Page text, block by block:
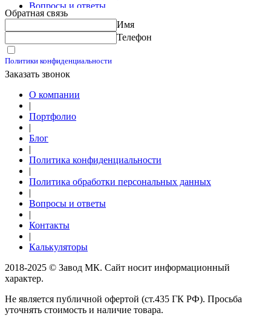
Вопросы и ответы
Контакты
Обратная связь
Имя
Телефон
Политики конфиденциальности
Заказать звонок
О компании
|
Портфолио
|
Блог
|
Политика конфиденциальности
|
Политика обработки персональных данных
|
Вопросы и ответы
|
Контакты
|
Калькуляторы
2018-2025 © Завод МК. Сайт носит информационный
характер.
Не является публичной офертой (ст.435 ГК РФ). Просьба
уточнять стоимость и наличие товара.